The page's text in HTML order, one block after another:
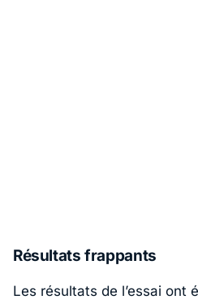
Résultats frappants
Les résultats de l’essai ont